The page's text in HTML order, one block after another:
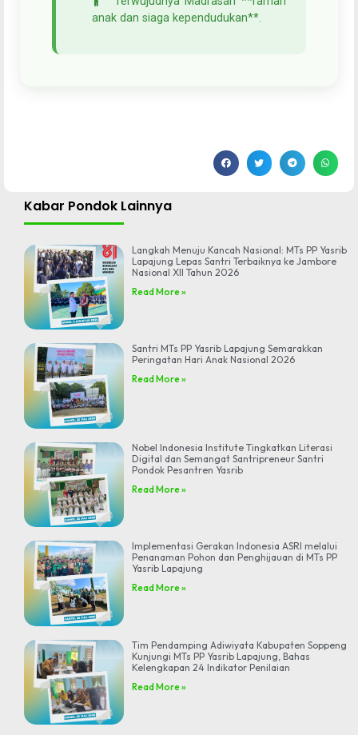
anak dan siaga kependudukan**.
Kabar Pondok Lainnya
Langkah Menuju Kancah Nasional: MTs PP Yasrib
Lapajung Lepas Santri Terbaiknya ke Jambore
Nasional XII Tahun 2026
Read More »
Santri MTs PP Yasrib Lapajung Semarakkan
Peringatan Hari Anak Nasional 2026
Read More »
Nobel Indonesia Institute Tingkatkan Literasi
Digital dan Semangat Santripreneur Santri
Pondok Pesantren Yasrib
Read More »
Implementasi Gerakan Indonesia ASRI melalui
Penanaman Pohon dan Penghijauan di MTs PP
Yasrib Lapajung
Read More »
Tim Pendamping Adiwiyata Kabupaten Soppeng
Kunjungi MTs PP Yasrib Lapajung, Bahas
Kelengkapan 24 Indikator Penilaian
Read More »